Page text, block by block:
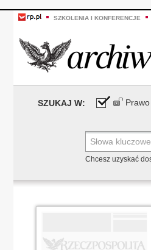
SZKOLENIA I KONFERENCJE
SZUKAJ W: Prawo
Chcesz uzyskać